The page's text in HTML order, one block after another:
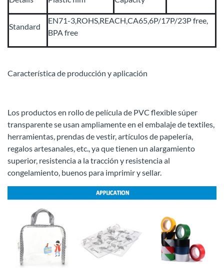
Standard
EN71-3,ROHS,REACH,CA65,6P/17P/23P free,
BPA free
Característica de producción y aplicación
Los productos en rollo de película de PVC flexible súper
transparente se usan ampliamente en el embalaje de textiles,
herramientas, prendas de vestir, artículos de papelería,
regalos artesanales, etc., ya que tienen un alargamiento
superior, resistencia a la tracción y resistencia al
congelamiento, buenos para imprimir y sellar.